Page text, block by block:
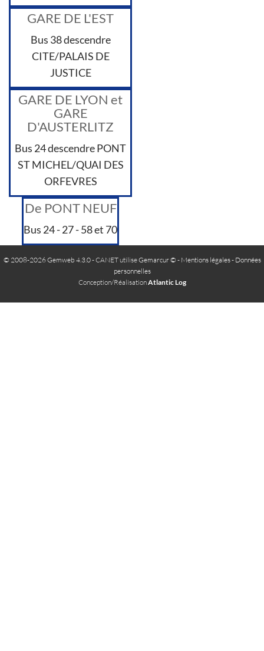
GARE DE L'EST
Bus 38 descendre
CITE/PALAIS DE
JUSTICE
GARE DE LYON et
GARE
D'AUSTERLITZ
Bus 24 descendre PONT
ST MICHEL/QUAI DES
ORFEVRES
De PONT NEUF
Bus 24 - 27 - 58 et 70
© 2008-2026 Gemweb 4.3.0- CANET utiliseGemarcur © - Mentions légales- Données
personnelles
Conception/RéalisationAtlantic Log